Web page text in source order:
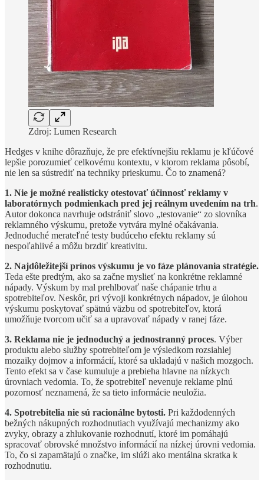
Zdroj: Lumen Research
Hedges v knihe dôrazňuje, že pre efektívnejšiu reklamu je kľúčové
lepšie porozumieť celkovému kontextu, v ktorom reklama pôsobí,
nie len sa sústrediť na techniky prieskumu. Čo to znamená?
1. Nie je možné realisticky otestovať účinnosť reklamy v
laboratórnych podmienkach pred jej reálnym uvedením na trh.
Autor dokonca navrhuje odstrániť slovo „testovanie“ zo slovníka
reklamného výskumu, pretože vytvára mylné očakávania.
Jednoduché merateľné testy budúceho efektu reklamy sú
nespoľahlivé a môžu brzdiť kreativitu.
2. Najdôležitejší prínos výskumu je vo fáze plánovania stratégie.
Teda ešte predtým, ako sa začne myslieť na konkrétne reklamné
nápady. Výskum by mal prehlbovať naše chápanie trhu a
spotrebiteľov. Neskôr, pri vývoji konkrétnych nápadov, je úlohou
výskumu poskytovať spätnú väzbu od spotrebiteľov, ktorá
umožňuje tvorcom učiť sa a upravovať nápady v ranej fáze.
3. Reklama nie je jednoduchý a jednostranný proces. Výber
produktu alebo služby spotrebiteľom je výsledkom rozsiahlej
mozaiky dojmov a informácií, ktoré sa ukladajú v našich mozgoch.
Tento efekt sa v čase kumuluje a prebieha hlavne na nízkych
úrovniach vedomia. To, že spotrebiteľ nevenuje reklame plnú
pozornosť neznamená, že sa tieto informácie neuložia.
4. Spotrebitelia nie sú racionálne bytosti. Pri každodenných
bežných nákupných rozhodnutiach využívajú mechanizmy ako
zvyky, obrazy a zhlukovanie rozhodnutí, ktoré im pomáhajú
spracovať obrovské množstvo informácií na nízkej úrovni vedomia.
To, čo si zapamätajú o značke, im slúži ako mentálna skratka k
rozhodnutiu.